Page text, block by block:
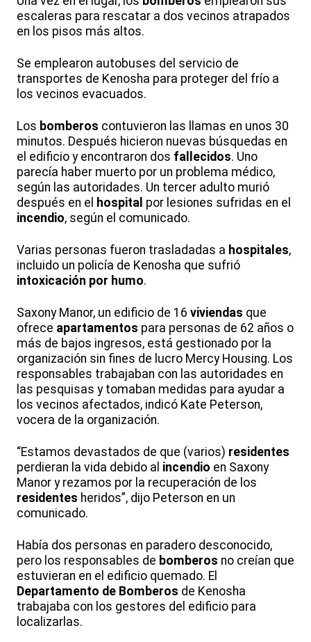
escaleras para rescatar a dos vecinos atrapados
en los pisos más altos.
Se emplearon autobuses del servicio de
transportes de Kenosha para proteger del frío a
los vecinos evacuados.
Los bomberos contuvieron las llamas en unos 30
minutos. Después hicieron nuevas búsquedas en
el edificio y encontraron dos fallecidos. Uno
parecía haber muerto por un problema médico,
según las autoridades. Un tercer adulto murió
después en el hospital por lesiones sufridas en el
incendio, según el comunicado.
Varias personas fueron trasladadas a hospitales,
incluido un policía de Kenosha que sufrió
intoxicación por humo.
Saxony Manor, un edificio de 16 viviendas que
ofrece apartamentos para personas de 62 años o
más de bajos ingresos, está gestionado por la
organización sin fines de lucro Mercy Housing. Los
responsables trabajaban con las autoridades en
las pesquisas y tomaban medidas para ayudar a
los vecinos afectados, indicó Kate Peterson,
vocera de la organización.
“Estamos devastados de que (varios) residentes
perdieran la vida debido al incendio en Saxony
Manor y rezamos por la recuperación de los
residentes heridos”, dijo Peterson en un
comunicado.
Había dos personas en paradero desconocido,
pero los responsables de bomberos no creían que
estuvieran en el edificio quemado. El
Departamento de Bomberos de Kenosha
trabajaba con los gestores del edificio para
localizarlas.